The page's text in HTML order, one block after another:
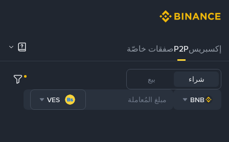
إكسبريسP2Pصفقات خاصّة
شراء بيع
BNB
VES